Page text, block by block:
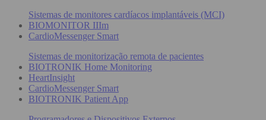
Sistemas de monitores cardíacos implantáveis (MCI)
BIOMONITOR IIIm
CardioMessenger Smart
Sistemas de monitorização remota de pacientes
BIOTRONIK Home Monitoring
HeartInsight
CardioMessenger Smart
BIOTRONIK Patient App